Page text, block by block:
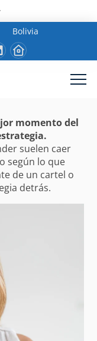
Bolivia
momento del
suelen caer
según lo que
de un cartel o
detrás.